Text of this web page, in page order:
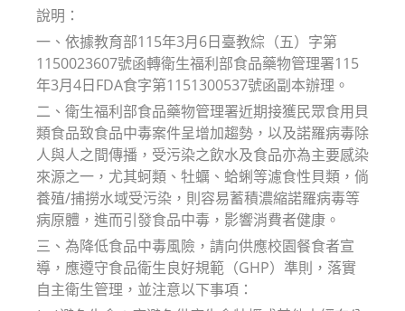
說明：
一、依據教育部115年3月6日臺教綜（五）字第
1150023607號函轉衛生福利部食品藥物管理署115
年3月4日FDA食字第1151300537號函副本辦理。
二、衛生福利部食品藥物管理署近期接獲民眾食用貝
類食品致食品中毒案件呈增加趨勢，以及諾羅病毒除
人與人之間傳播，受污染之飲水及食品亦為主要感染
來源之一，尤其蚵類、牡蠣、蛤蜊等濾食性貝類，倘
養殖/捕撈水域受污染，則容易蓄積濃縮諾羅病毒等
病原體，進而引發食品中毒，影響消費者健康。
三、為降低食品中毒風險，請向供應校園餐食者宣
導，應遵守食品衛生良好規範（GHP）準則，落實
自主衛生管理，並注意以下事項：